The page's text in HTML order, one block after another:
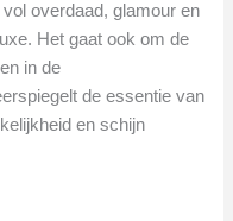
overdaad, glamour en
Het gaat ook om de
in de
de essentie van
en schijn